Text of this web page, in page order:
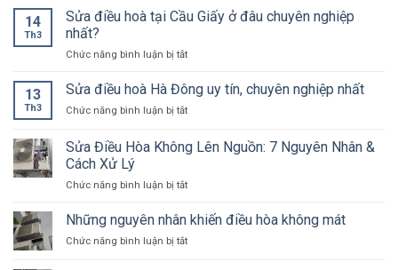
ĐỦ
TIẾT
mua
cũ
cao
Điện
Bách
14
Th3
Sửa điều hoà tại Cầu Giấy ở đâu chuyên nghiệp
nhất?
Chức năng bình luận bị tắtở
hoà
tại
Giấy
chuyên
nhất?
13
Th3
Sửa điều hoà Hà Đông uy tín, chuyên nghiệp nhất
Chức năng bình luận bị tắtở
điều
hoà
Đông
tín,
nghiệp
Sửa Điều Hòa Không Lên Nguồn: 7 Nguyên Nhân &
Cách Xử Lý
Chức năng bình luận bị tắtở
Điều
Không
Những nguyên nhân khiến điều hòa không mát
Chức năng bình luận bị tắtở